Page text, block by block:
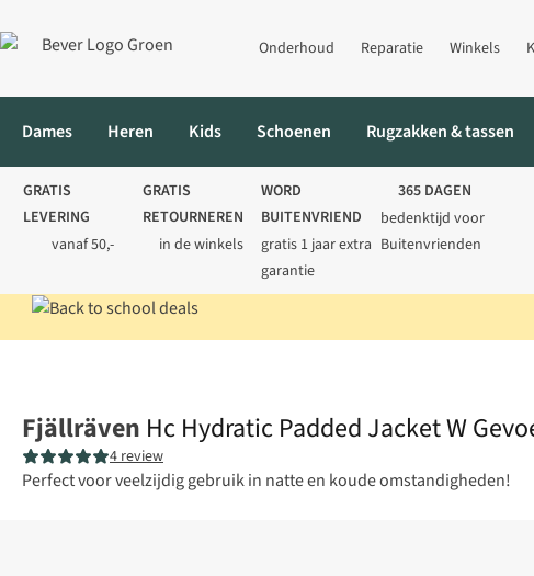
Onderhoud Reparatie Winkels
Dames Heren Kids Schoenen Rugzakken & tassen
GRATIS
LEVERING
vanaf 50,-
GRATIS
RETOURNEREN
in de winkels
WORD
BUITENVRIEND
gratis 1 jaar extra
garantie
365 DAGEN
bedenktijd voor
Buitenvrienden
Fjällräven Hc Hydratic Padded Jacket W
4 review
Perfect voor veelzijdig gebruik in natte en koude omstandigheden!